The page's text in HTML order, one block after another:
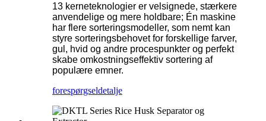
13 kerneteknologier er velsignede, stærkere
anvendelige og mere holdbare; Én maskine
har flere sorteringsmodeller, som nemt kan
styre sorteringsbehovet for forskellige farver,
gul, hvid og andre procespunkter og perfekt
skabe omkostningseffektiv sortering af
populære emner.
forespørgseldetalje